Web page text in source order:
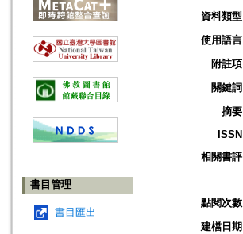
書目管理
書目匯出
資料類型
使用語言
附註項
關鍵詞
摘要
ISSN
相關書評
點閱次數
建檔日期